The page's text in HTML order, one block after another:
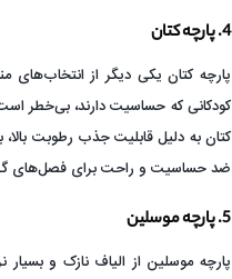
4. پارچه کتان
پارچه کتان یکی دیگر از
کودکانی که حساسیت دارند، بی‌خطر
کتان به دلیل قابلیت جذب رطوبت
ضد حساسیت و راحت برای فصل‌های
5. پارچه موسلین
پارچه موسلین از الیاف نازک و